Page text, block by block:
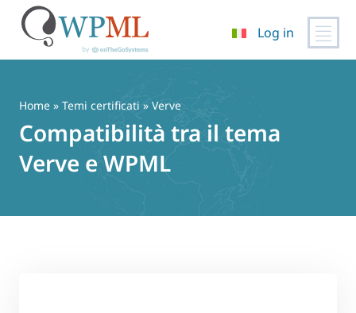
contenuto
Log in
Home » Temi certificati » Verve
Compatibilità tra il tema
Verve e WPML